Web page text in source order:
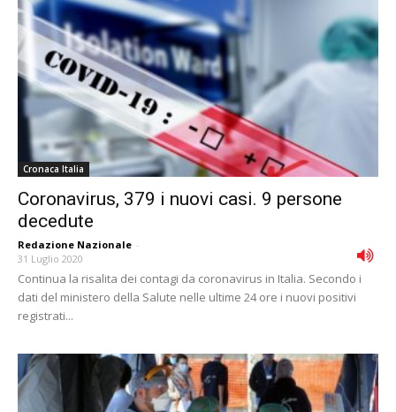
Cronaca Italia
Coronavirus, 379 i nuovi casi. 9 persone
decedute
Redazione Nazionale -
31 Luglio 2020
Continua la risalita dei contagi da coronavirus in Italia. Secondo i
dati del ministero della Salute nelle ultime 24 ore i nuovi positivi
registrati...